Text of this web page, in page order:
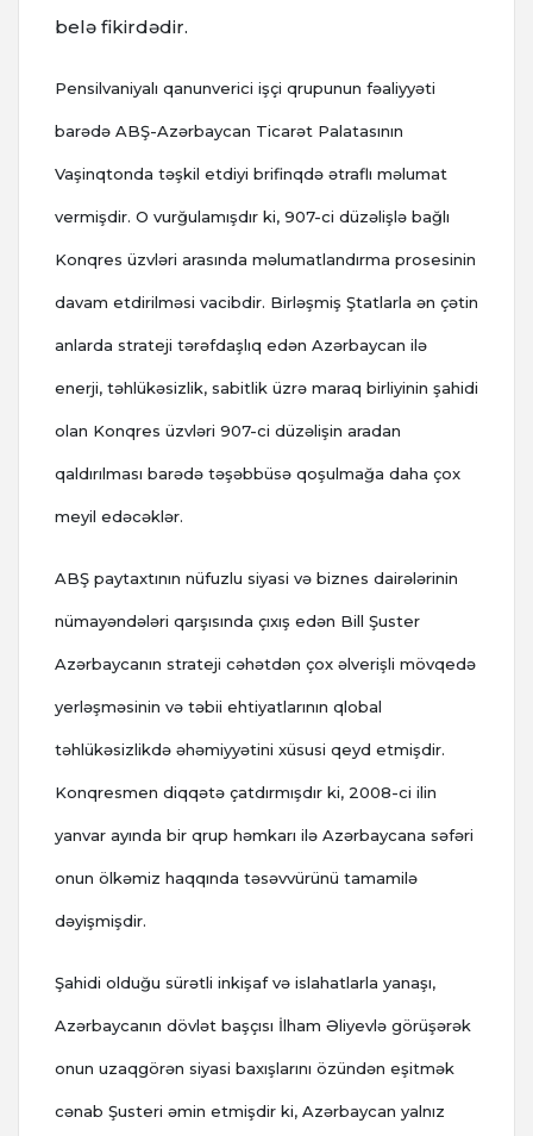
belə fikirdədir.
Pensilvaniyalı qanunverici işçi qrupunun fəaliyyəti
barədə ABŞ-Azərbaycan Ticarət Palatasının
Vaşinqtonda təşkil etdiyi brifinqdə ətraflı məlumat
vermişdir. O vurğulamışdır ki, 907-ci düzəlişlə bağlı
Konqres üzvləri arasında məlumatlandırma prosesinin
davam etdirilməsi vacibdir. Birləşmiş Ştatlarla ən çətin
anlarda strateji tərəfdaşlıq edən Azərbaycan ilə
enerji, təhlükəsizlik, sabitlik üzrə maraq birliyinin şahidi
olan Konqres üzvləri 907-ci düzəlişin aradan
qaldırılması barədə təşəbbüsə qoşulmağa daha çox
meyil edəcəklər.
ABŞ paytaxtının nüfuzlu siyasi və biznes dairələrinin
nümayəndələri qarşısında çıxış edən Bill Şuster
Azərbaycanın strateji cəhətdən çox əlverişli mövqedə
yerləşməsinin və təbii ehtiyatlarının qlobal
təhlükəsizlikdə əhəmiyyətini xüsusi qeyd etmişdir.
Konqresmen diqqətə çatdırmışdır ki, 2008-ci ilin
yanvar ayında bir qrup həmkarı ilə Azərbaycana səfəri
onun ölkəmiz haqqında təsəvvürünü tamamilə
dəyişmişdir.
Şahidi olduğu sürətli inkişaf və islahatlarla yanaşı,
Azərbaycanın dövlət başçısı İlham Əliyevlə görüşərək
onun uzaqgörən siyasi baxışlarını özündən eşitmək
cənab Şusteri əmin etmişdir ki, Azərbaycan yalnız